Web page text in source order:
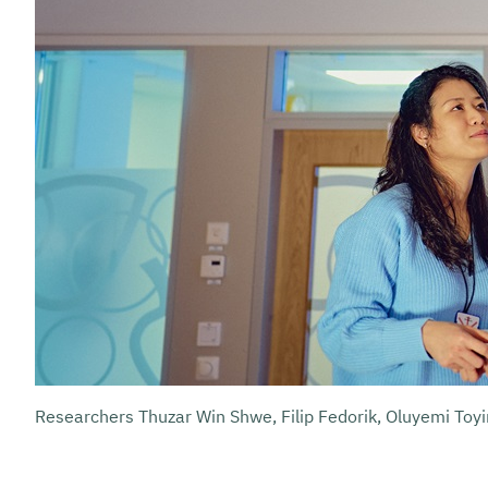
Researchers Thuzar Win Shwe, Filip Fedorik, Oluyemi